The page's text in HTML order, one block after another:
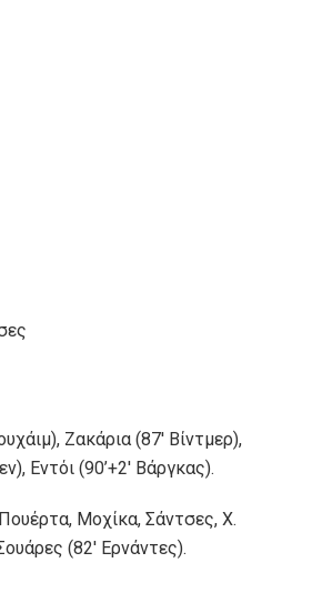
Ζακάρια (87′ Βίντμερ),
Εντόι (90’+2′ Βάργκας).
Μοχίκα, Σάντσες, Χ.
(82′ Ερνάντες).